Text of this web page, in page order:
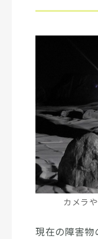
カメラ
現在の障害物